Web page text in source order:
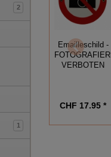
2
1
Emailleschild -
VERBOTEN
CHF 17.95 *